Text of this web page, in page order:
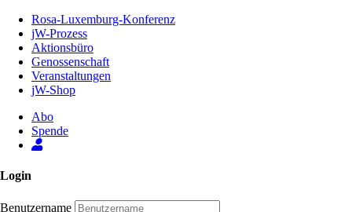
Inhalt
Seite
Rosa-Luxemburg-Konferenz
jW-Prozess
Aktionsbüro
Genossenschaft
Veranstaltungen
jW-Shop
Abo
Spende
Login
Benutzername